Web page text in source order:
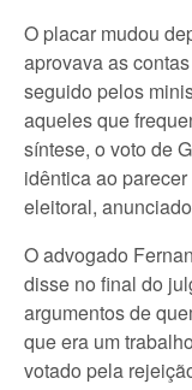
O placar mudou
aprovava as
seguido pelos
aqueles que
síntese, o voto de
idêntica ao
eleitoral,
O advogado
disse no final do
argumentos de
que era um
votado pela